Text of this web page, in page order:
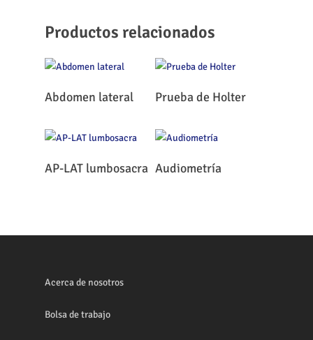
Productos relacionados
Leer Más
Abdomen lateral Leer Más
Prueba de Holter
Leer Más
AP-LAT lumbosacra Leer Más
Audiometría
Acerca de nosotros
Bolsa de trabajo